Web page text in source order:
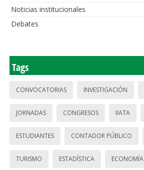
Noticias institucionales
Debates
Tags
CONVOCATORIAS INVESTIGACIÓN
JORNADAS CONGRESOS IIATA
ESTUDIANTES CONTADOR PÚBLICO
TURISMO ESTADÍSTICA ECONOMÍA